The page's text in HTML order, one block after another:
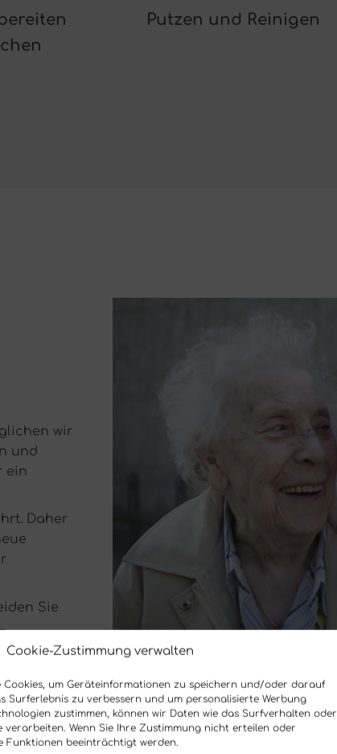
Cookie-Zustimmung verwalten
Cookies, um Geräteinformationen zu speichern und/oder darauf
Surferlebnis zu verbessern und um personalisierte Werbung
zustimmen, können wir Daten wie das Surfverhalten oder
verarbeiten. Wenn Sie Ihre Zustimmung nicht erteilen oder
Funktionen beeinträchtigt werden.
Putzen und Reinigen
wir
und
ein
Daher
Sie
bei